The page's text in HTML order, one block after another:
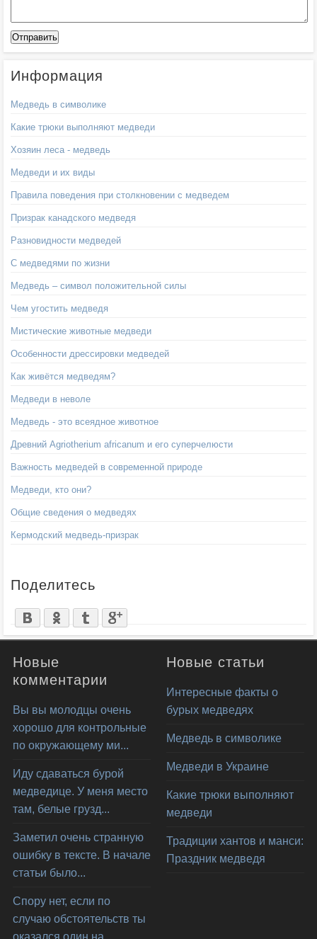
Информация
Медведь в символике
Какие трюки выполняют медведи
Хозяин леса - медведь
Медведи и их виды
Правила поведения при столкновении с медведем
Призрак канадского медведя
Разновидности медведей
С медведями по жизни
Медведь – символ положительной силы
Чем угостить медведя
Мистические животные медведи
Особенности дрессировки медведей
Как живётся медведям?
Медведи в неволе
Медведь - это всеядное животное
Древний Agriotherium africanum и его суперчелюсти
Важность медведей в современной природе
Медведи, кто они?
Общие сведения о медведях
Кермодский медведь-призрак
Поделитесь
Новые
комментарии
Вы вы молодцы очень
хорошо для контрольные
по окружающему ми...
Иду сдаваться бурой
медведице. У меня место
там, белые грузд...
Заметил очень странную
ошибку в тексте. В начале
статьи было...
Спору нет, если по
случаю обстоятельств ты
оказался один на...
Новые статьи
Интересные факты о
бурых медведях
Медведь в символике
Медведи в Украине
Какие трюки выполняют
медведи
Традиции хантов и манси:
Праздник медведя